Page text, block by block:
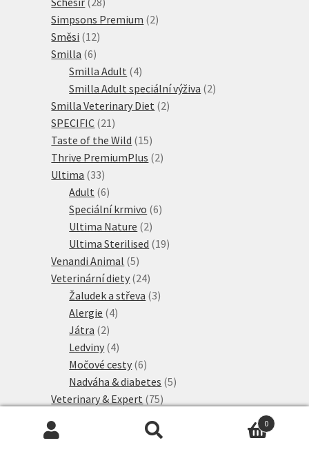
produktů
Simpsons Premium 22
Směsi 1212
Smilla 66
produktů
Smilla Adult 44
produkty
Smilla Adult speciální výživa 22
Smilla Veterinary Diet 22
SPECIFIC 21 21
produktů
Taste of the Wild 1515
produktů
Thrive PremiumPlus 22
Ultima 3333
produktů
Adult 66
produktů
Speciální krmivo 66
Ultima Nature 22
produkty
Ultima Sterilised 1919
Venandi Animal 55
produktů
Veterinární diety 2424
produktů
Žaludek a střeva 33
Alergie 44
Játra 22
produkty
Ledviny 44
produkty
Močové cesty 66
produktů
Nadváha & diabetes 55
Veterinary & Expert 7575
0